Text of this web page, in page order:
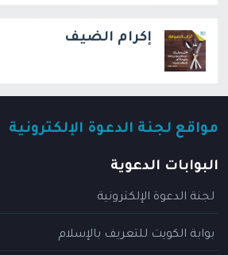
إكرام الضيف
مواقع لجنة الدعوة الإلكترونية
البوابات الدعوية
لجنة الدعوة الإلكترونية
بوابة الكويت للتعريف بالإسلام